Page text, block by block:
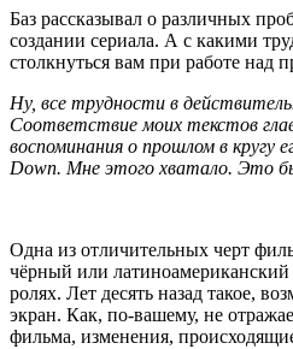
Баз рассказывал о различных
создании сериала. А с какими
столкнуться вам при работе над
Ну, все трудности в
Соответствие моих текстов
воспоминания о прошлом в кругу
Down. Мне этого хватало. Это
Одна из отличительных черт
чёрный или латиноамериканский
ролях. Лет десять назад такое,
экран. Как, по-вашему, не
фильма, изменения,